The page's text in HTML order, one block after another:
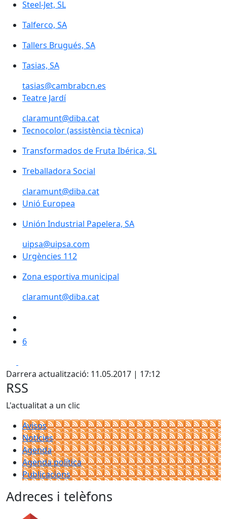
Steel-Jet, SL
Talferco, SA
Tallers Brugués, SA
Tasias, SA
tasias@cambrabcn.es
Teatre Jardí
claramunt@diba.cat
Tecnocolor (assistència tècnica)
Transformados de Fruta Ibérica, SL
Treballadora Social
claramunt@diba.cat
Unió Europea
Unió Europea
Unión Industrial Papelera, SA
uipsa@uipsa.com
Urgències 112
Urgències 112
Zona esportiva municipal
claramunt@diba.cat
6
Darrera actualització: 11.05.2017 | 17:12
RSS
L'actualitat a un clic
Avisos
Notícies
Agenda
Agenda política
Publicacions
Adreces i telèfons